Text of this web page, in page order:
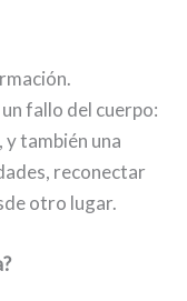
fallo del cuerpo:
también una
reconectar
otro lugar.